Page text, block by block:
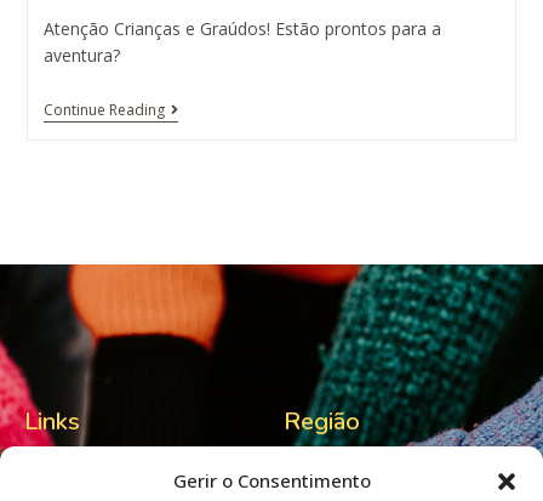
Gerir o Consentimento
Atenção Crianças e Graúdos! Estão prontos para a
aventura?
Continue Reading
Links Região
Visitlafoes